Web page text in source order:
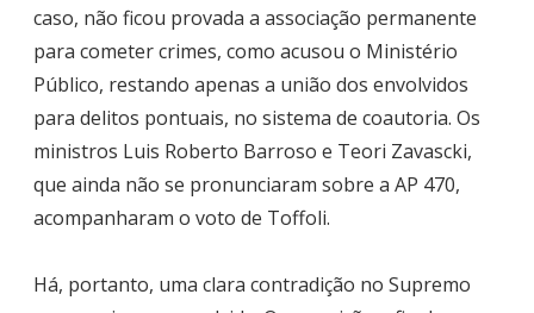
caso, não ficou provada a associação permanente
para cometer crimes, como acusou o Ministério
Público, restando apenas a união dos envolvidos
para delitos pontuais, no sistema de coautoria. Os
ministros Luis Roberto Barroso e Teori Zavascki,
que ainda não se pronunciaram sobre a AP 470,
acompanharam o voto de Toffoli.
Há, portanto, uma clara contradição no Supremo